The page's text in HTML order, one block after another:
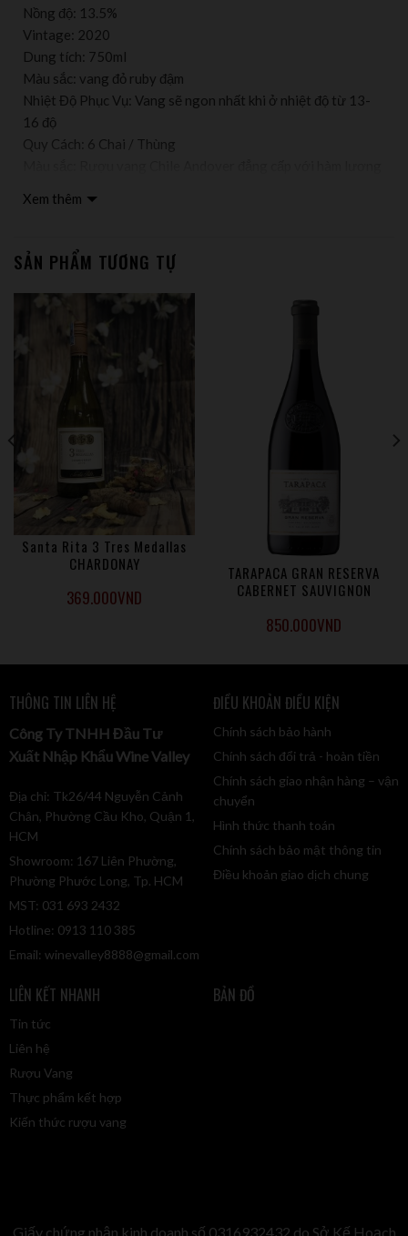
Nồng độ: 13.5%
Vintage: 2020
Dung tích: 750ml
Màu sắc: vang đỏ ruby đậm
Nhiệt Độ Phục Vụ: Vang sẽ ngon nhất khi ở nhiệt độ từ 13-
16 độ
Quy Cách: 6 Chai / Thùng
cân bằng, để lại dư vị lâu không bị loãng – giống nho
Hương vị được cảm nhận là vị đậm đà nơi đầu lưỡi, dậy mùi
hoa quả chín như quả mâm xôi, mận và anh đào.
Món ăn kết hợp cùng: Các loại thịt đỏ như thịt bò bít tết, các
loại thịt nướng. Ngoài ra còn có thể kết hợp nhẹ nhàng cùng
Kiểu ly dùng: những loại ly bầu chân ngắn, thân tròn, miệng
rộng và có tay cầm như Burgundy glass và Bordeaux glass.
Động tác cần thiết: trước khi uống rót rượu ra ly Quý khách
hàng cần lắc đều ly rượu vang mục đích để cho oxy thẩm thấu
hòa tan vào trong rượu, giúp cho rượu dậy mùi hương hơn.
Xem thêm
SẢN PHẨM TƯƠNG TỰ
Santa Rita 3 Tres Medallas
CHARDONAY
369.000VND
TARAPACA GRAN RESERVA
CABERNET SAUVIGNON
850.000VND
THÔNG TIN LIÊN HỆ
Công Ty TNHH Đầu Tư
Xuất Nhập Khẩu Wine Valley
Địa chỉ: Tk26/44 Nguyễn Cảnh
Chân, Phường Cầu Kho, Quận 1,
HCM
Showroom: 167 Liên Phường,
Phường Phước Long, Tp. HCM
MST: 031 693 2432
Hotline: 0913 110 385
Email: winevalley8888@gmail.com
ĐIỀU KHOẢN ĐIỀU KIỆN
Chính sách bảo hành
Chính sách đổi trả - hoàn tiền
Chính sách giao nhận hàng – vận
chuyển
Hình thức thanh toán
Chính sách bảo mật thông tin
Điều khoản giao dịch chung
LIÊN KẾT NHANH
Tin tức
Liên hệ
Rượu Vang
Thực phẩm kết hợp
Kiến thức rượu vang
BẢN ĐỒ
Giấy chứng nhận kinh doanh số 0316932432 do Sở Kế Hoạch